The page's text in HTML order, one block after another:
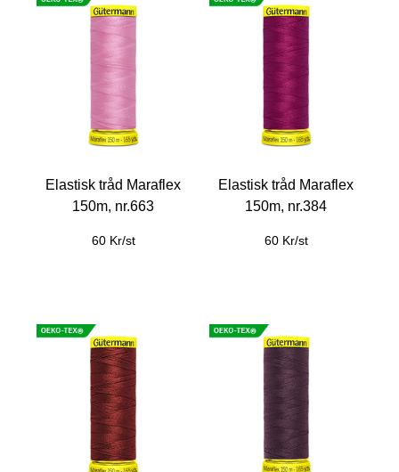
Elastisk tråd Maraflex
150m, nr.663
60 Kr/st
Elastisk tråd Maraflex
150m, nr.384
60 Kr/st